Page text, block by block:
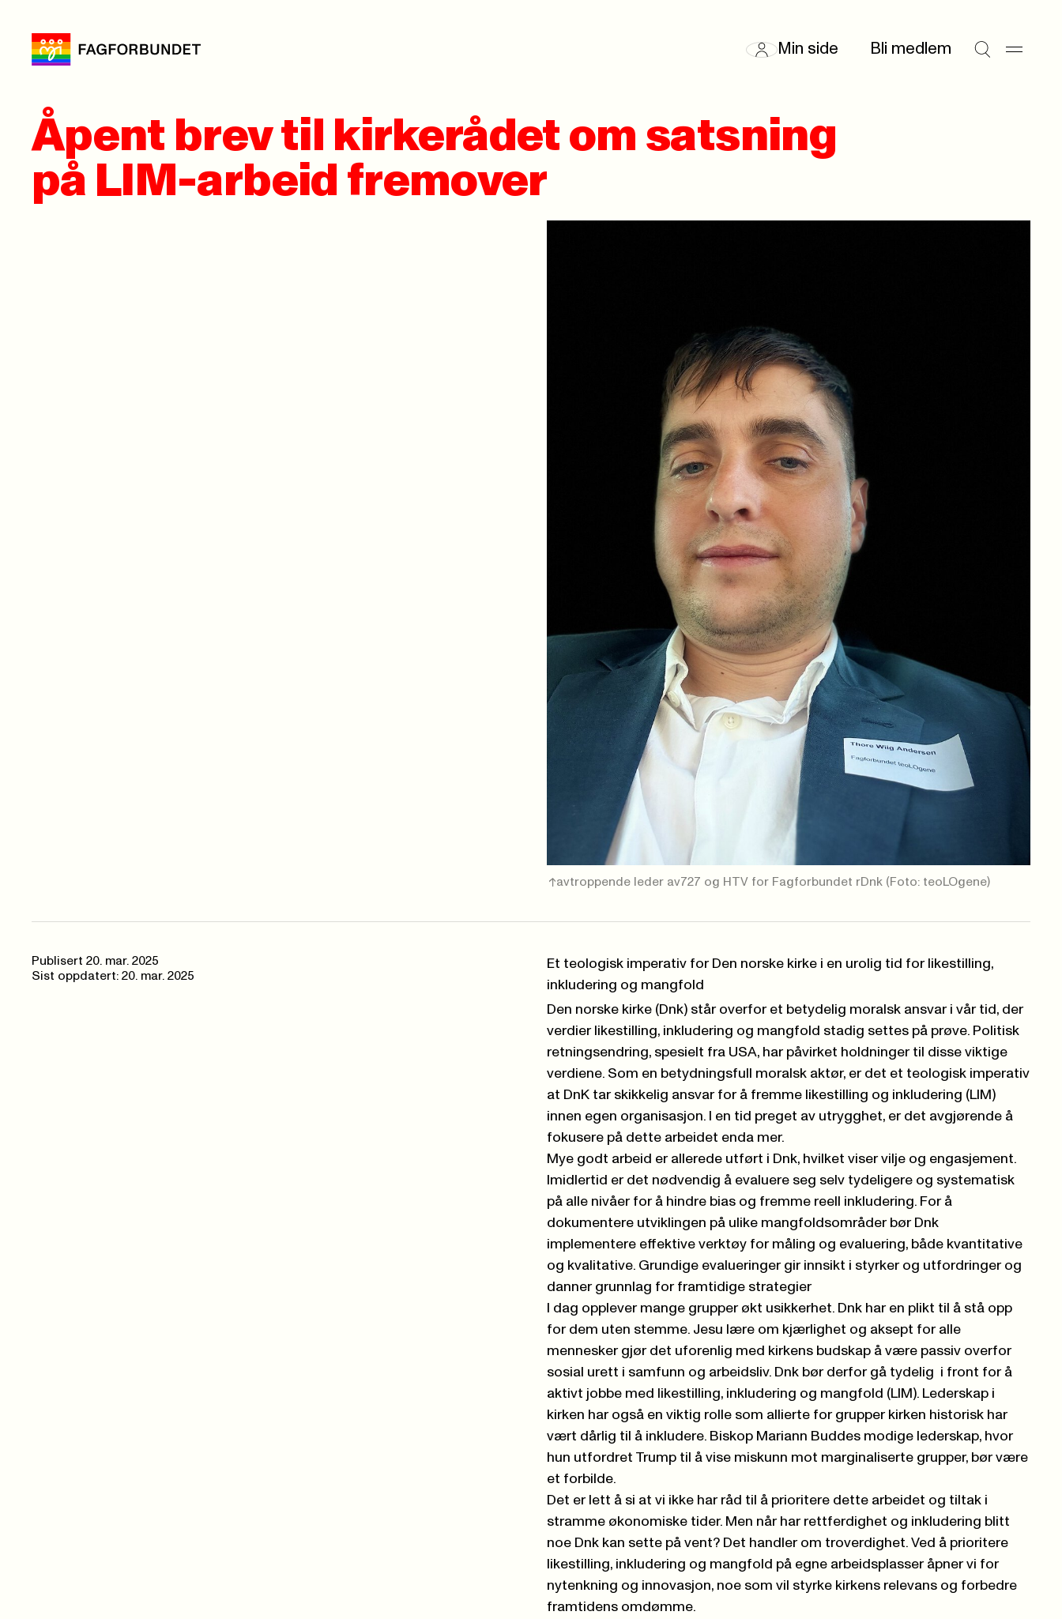
Min side Bli medlem
Åpent brev til kirkerådet om satsning
på LIM-arbeid fremover
avtroppende leder av727 og HTV for Fagforbundet rDnk (Foto: teoLOgene)
Publisert 20. mar. 2025
Sist oppdatert: 20. mar. 2025
Et teologisk imperativ for Den norske kirke i en urolig tid for likestilling,
inkludering og mangfold
Den norske kirke (Dnk) står overfor et betydelig moralsk ansvar i vår tid, der
verdier likestilling, inkludering og mangfold stadig settes på prøve. Politisk
retningsendring, spesielt fra USA, har påvirket holdninger til disse viktige
verdiene. Som en betydningsfull moralsk aktør, er det et teologisk imperativ
at DnK tar skikkelig ansvar for å fremme likestilling og inkludering (LIM)
innen egen organisasjon. I en tid preget av utrygghet, er det avgjørende å
fokusere på dette arbeidet enda mer.
Mye godt arbeid er allerede utført i Dnk, hvilket viser vilje og engasjement.
Imidlertid er det nødvendig å evaluere seg selv tydeligere og systematisk
på alle nivåer for å hindre bias og fremme reell inkludering. For å
dokumentere utviklingen på ulike mangfoldsområder bør Dnk
implementere effektive verktøy for måling og evaluering, både kvantitative
og kvalitative. Grundige evalueringer gir innsikt i styrker og utfordringer og
danner grunnlag for framtidige strategier
I dag opplever mange grupper økt usikkerhet. Dnk har en plikt til å stå opp
for dem uten stemme. Jesu lære om kjærlighet og aksept for alle
mennesker gjør det uforenlig med kirkens budskap å være passiv overfor
sosial urett i samfunn og arbeidsliv. Dnk bør derfor gå tydelig i front for å
aktivt jobbe med likestilling, inkludering og mangfold (LIM). Lederskap i
kirken har også en viktig rolle som allierte for grupper kirken historisk har
vært dårlig til å inkludere. Biskop Mariann Buddes modige lederskap, hvor
hun utfordret Trump til å vise miskunn mot marginaliserte grupper, bør være
et forbilde.
Det er lett å si at vi ikke har råd til å prioritere dette arbeidet og tiltak i
stramme økonomiske tider. Men når har rettferdighet og inkludering blitt
noe Dnk kan sette på vent? Det handler om troverdighet. Ved å prioritere
likestilling, inkludering og mangfold på egne arbeidsplasser åpner vi for
nytenkning og innovasjon, noe som vil styrke kirkens relevans og forbedre
framtidens omdømme.